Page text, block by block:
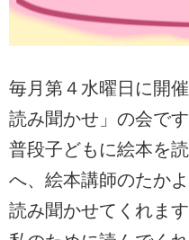
毎月第４水曜日に開
読み聞かせ」の会です
普段子どもに絵本を
へ、絵本講師のたか
読み聞かせてくれます